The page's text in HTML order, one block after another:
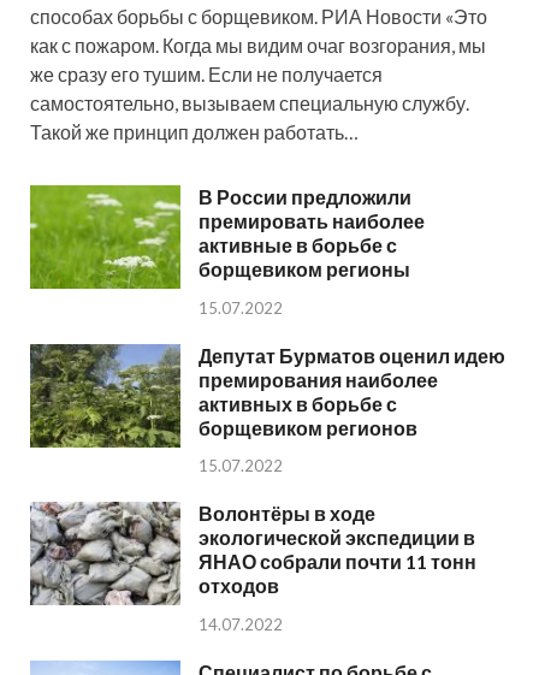
способах борьбы с борщевиком. РИА Новости «Это
как с пожаром. Когда мы видим очаг возгорания, мы
же сразу его тушим. Если не получается
самостоятельно, вызываем специальную службу.
Такой же принцип должен работать…
В России предложили
премировать наиболее
активные в борьбе с
борщевиком регионы
15.07.2022
Депутат Бурматов оценил идею
премирования наиболее
активных в борьбе с
борщевиком регионов
15.07.2022
Волонтёры в ходе
экологической экспедиции в
ЯНАО собрали почти 11 тонн
отходов
14.07.2022